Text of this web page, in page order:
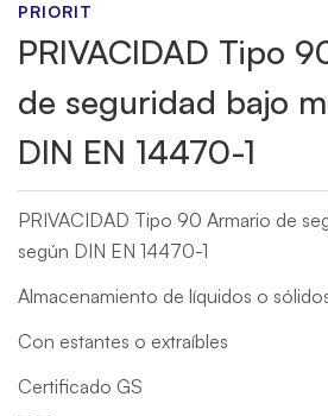
PRIORIT
PRIVACIDAD Tipo
de seguridad bajo
DIN EN 14470-1
PRIVACIDAD Tipo 90 Armario de
según DIN EN 14470-1
Almacenamiento de líquidos o
Con estantes o extraíbles
Certificado GS